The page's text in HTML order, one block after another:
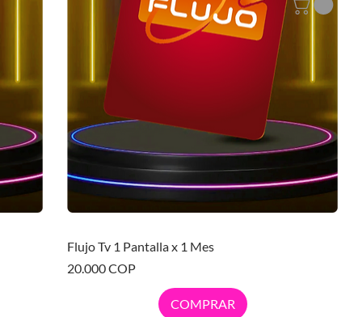
Vista rápida
Flujo Tv 1 Pantalla x 1 Mes
Precio
20.000 COP
COMPRAR